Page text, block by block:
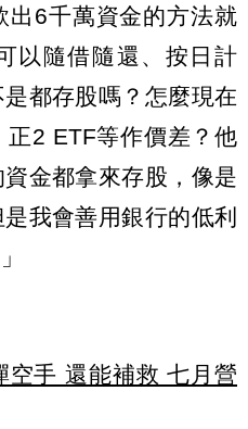
出6千萬資金的方法就
以隨借隨還、按日計
都存股嗎？怎麼現在
2 ETF等作價差？他
金都拿來存股，像是
我會善用銀行的低利
手 還能補救 七月營